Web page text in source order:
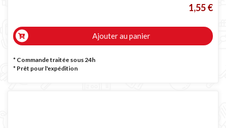
1,55 €
Ajouter au panier
* Commande traitée sous 24h
* Prêt pour l'expédition